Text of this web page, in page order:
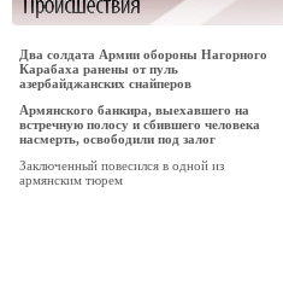
Два солдата Армии обороны Нагорного
Карабаха ранены от пуль
азербайджанских снайперов
Армянского банкира, выехавшего на
встречную полосу и сбившего человека
насмерть, освободили под залог
Заключенный повесился в одной из
армянским тюрем